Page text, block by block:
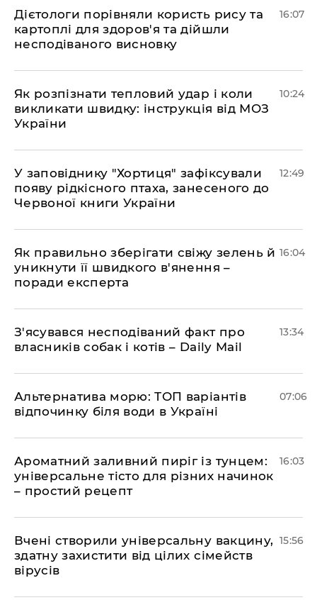
Дієтологи порівняли користь рису та
картоплі для здоров'я та дійшли
несподіваного висновку
16:07
Як розпізнати тепловий удар і коли
викликати швидку: інструкція від МОЗ
України
10:24
У заповіднику "Хортиця" зафіксували
появу рідкісного птаха, занесеного до
Червоної книги України
12:49
Як правильно зберігати свіжу зелень й
уникнути її швидкого в'янення –
поради експерта
16:04
З'ясувався несподіваний факт про
власників собак і котів – Daily Mail
13:34
Альтернатива морю: ТОП варіантів
відпочинку біля води в Україні
07:06
Ароматний заливний пиріг із тунцем:
універсальне тісто для різних начинок
– простий рецепт
16:03
Вчені створили універсальну вакцину,
здатну захистити від цілих сімейств
вірусів
15:56